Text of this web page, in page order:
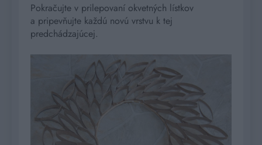
Pokračujte v prilepovaní okvetných lístkov
a pripevňujte každú novú vrstvu k tej
predchádzajúcej.